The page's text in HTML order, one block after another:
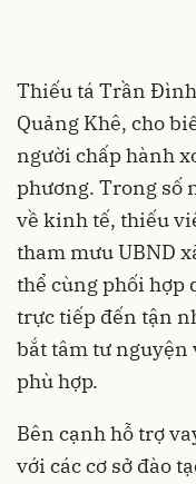
Thiếu tá Trần Đình
Quảng Khê, cho
người chấp hành
phương. Trong số
về kinh tế, thiếu
tham mưu UBND
thể cùng phối hợp
trực tiếp đến tận
bắt tâm tư nguyện
phù hợp.
Bên cạnh hỗ trợ
với các cơ sở đào